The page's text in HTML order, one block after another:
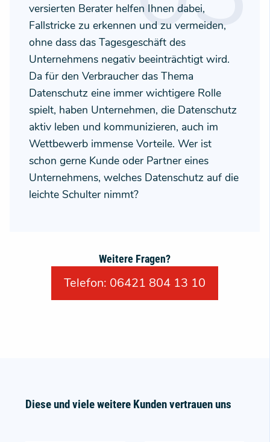
versierten Berater helfen Ihnen dabei,
Fallstricke zu erkennen und zu vermeiden,
ohne dass das Tagesgeschäft des
Unternehmens negativ beeinträchtigt wird.
Da für den Verbraucher das Thema
Datenschutz eine immer wichtigere Rolle
spielt, haben Unternehmen, die Datenschutz
aktiv leben und kommunizieren, auch im
Wettbewerb immense Vorteile. Wer ist
schon gerne Kunde oder Partner eines
Unternehmens, welches Datenschutz auf die
leichte Schulter nimmt?
Weitere Fragen?
Telefon: 06421 804 13 10
Diese und viele weitere Kunden vertrauen uns